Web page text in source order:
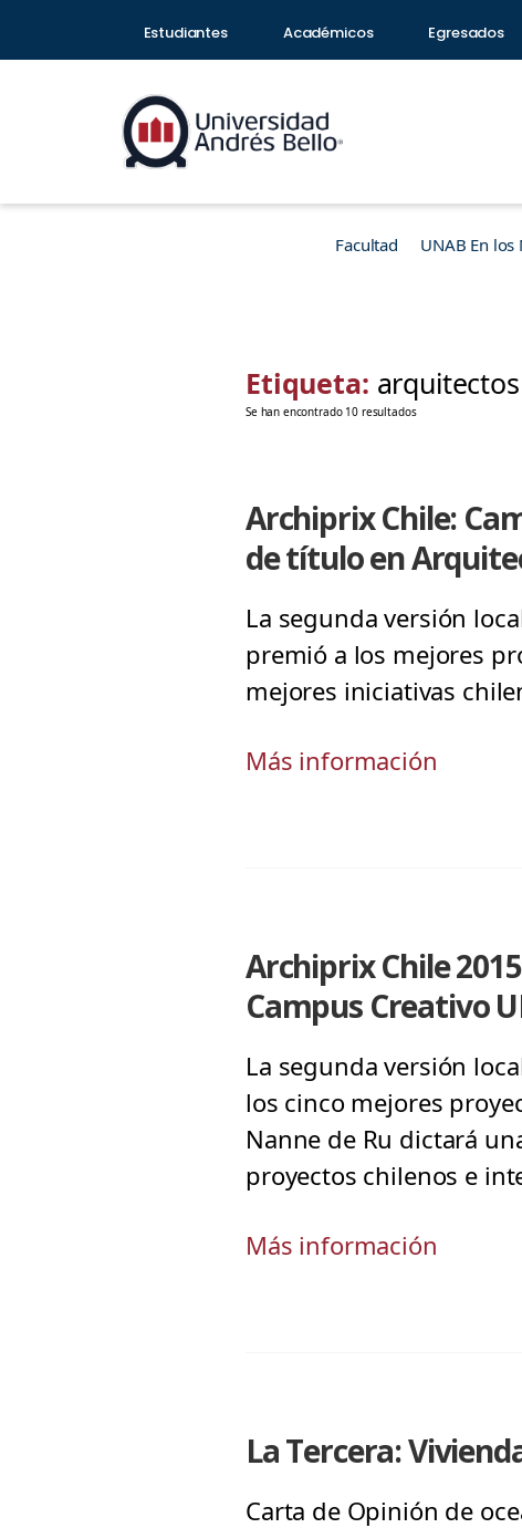
Estudiantes Académicos Egresados
Facultad UNAB En los
Etiqueta: arquitectos
Se han encontrado 10 resultados
Archiprix Chile:
de título en
La segunda versión
premió a los mejores
mejores iniciativas
Más información
Archiprix Chile
Campus Creativo
La segunda versión
los cinco mejores
Nanne de Ru dictará
proyectos chilenos e
Más información
La Tercera:
Carta de Opinión de